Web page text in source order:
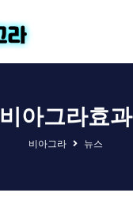
비아그라효과
비아그라 뉴스